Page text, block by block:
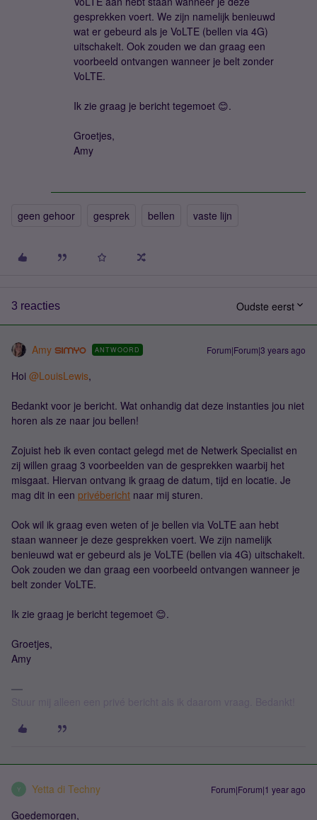
gesprekken voert. We zijn namelijk benieuwd
wat er gebeurd als je VoLTE (bellen via 4G)
uitschakelt. Ook zouden we dan graag een
voorbeeld ontvangen wanneer je belt zonder
VoLTE.
Ik zie graag je bericht tegemoet 😊.
Groetjes,
Amy
geen gehoor gesprek bellen vaste lijn
3 reacties Oudste eerst
Amy ANTWOORD Forum|Forum|3 years ago
Hoi @LouisLewis,
Bedankt voor je bericht. Wat onhandig dat deze instanties jou niet
horen als ze naar jou bellen!
Zojuist heb ik even contact gelegd met de Netwerk Specialist en
zij willen graag 3 voorbeelden van de gesprekken waarbij het
misgaat. Hiervan ontvang ik graag de datum, tijd en locatie. Je
mag dit in een privébericht naar mij sturen.
Ook wil ik graag even weten of je bellen via VoLTE aan hebt
staan wanneer je deze gesprekken voert. We zijn namelijk
benieuwd wat er gebeurd als je VoLTE (bellen via 4G) uitschakelt.
Ook zouden we dan graag een voorbeeld ontvangen wanneer je
belt zonder VoLTE.
Ik zie graag je bericht tegemoet 😊.
Groetjes,
Amy
Y Yetta di Techny Forum|Forum|1 year ago
Goedemorgen,